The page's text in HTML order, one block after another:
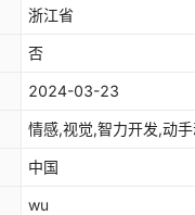
浙江省
否
2024-03-23
情感,视觉,智力开发,动
中国
wu